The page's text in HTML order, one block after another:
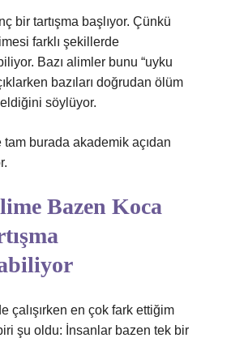
bir tartışma başlıyor. Çünkü
farklı şekillerde
Bazı alimler bunu “uyku
bazıları doğrudan ölüm
söylüyor.
tam burada akademik açıdan
Bazen Koca
çalışırken en çok fark ettiğim
şu oldu: İnsanlar bazen tek bir